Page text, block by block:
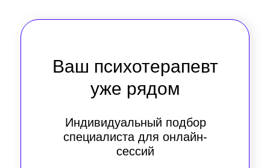
Ваш психотерапевт
уже рядом
Индивидуальный подбор
специалиста для онлайн-
сессий